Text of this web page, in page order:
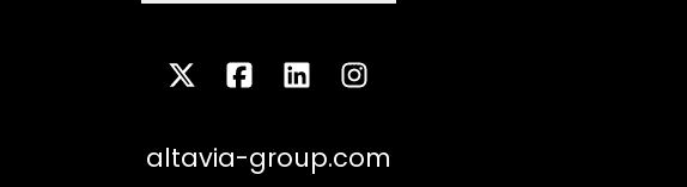
altavia-group.com